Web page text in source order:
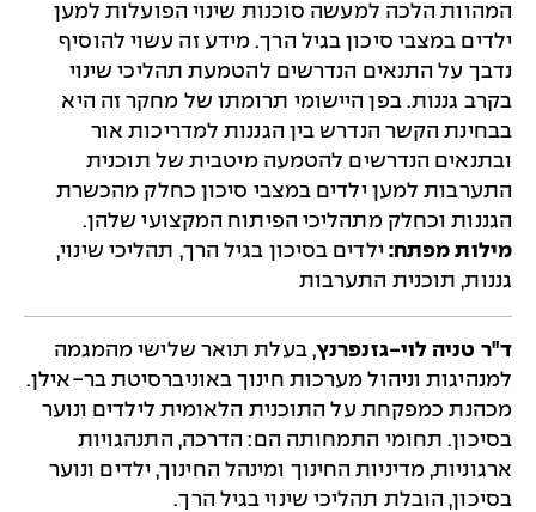
המהוות הלכה למעשה סוכנות שינוי הפועלות למען
ילדים במצבי סיכון בגיל הרך. מידע זה עשוי להוסיף
נדבך על התנאים הנדרשים להטמעת תהליכי שינוי
בקרב גננות. בפן היישומי תרומתו של מחקר זה היא
בבחינת הקשר הנדרש בין הגננות למדריכות אור
ובתנאים הנדרשים להטמעה מיטבית של תוכנית
התערבות למען ילדים במצבי סיכון כחלק מהכשרת
הגננות וכחלק מתהליכי הפיתוח המקצועי שלהן.
מילות מפתח: ילדים בסיכון בגיל הרך, תהליכי שינוי,
גננות, תוכנית התערבות
ד"ר טניה לוי-גזנפרנץ, בעלת תואר שלישי מהמגמה
למנהיגות וניהול מערכות חינוך באוניברסיטת בר-אילן.
מכהנת כמפקחת על התוכנית הלאומית לילדים ונוער
בסיכון. תחומי התמחותה הם: הדרכה, התנהגויות
ארגוניות, מדיניות החינוך ומינהל החינוך, ילדים ונוער
בסיכון, הובלת תהליכי שינוי בגיל הרך.